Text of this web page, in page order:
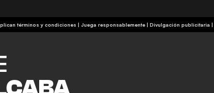
comercial | Se aplican términos y condiciones | Juega responsablemente | Divulgación publicitaria |